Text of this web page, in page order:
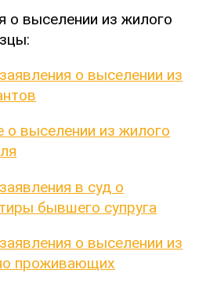
о выселении из жилого
о выселении из
о выселении из жилого
в суд о
бывшего супруга
о выселении из
проживающих